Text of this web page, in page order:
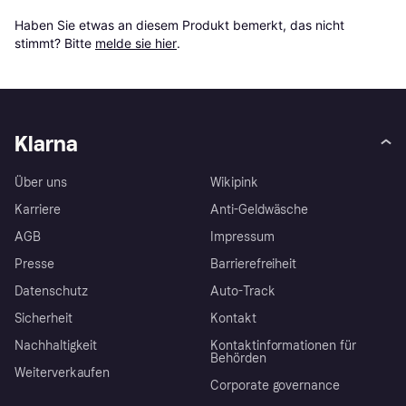
Haben Sie etwas an diesem Produkt bemerkt, das nicht
stimmt? Bitte melde sie hier.
Klarna
Über uns
Karriere
AGB
Presse
Datenschutz
Sicherheit
Nachhaltigkeit
Weiterverkaufen
Wikipink
Anti-Geldwäsche
Impressum
Barrierefreiheit
Auto-Track
Kontakt
Kontaktinformationen für
Behörden
Corporate governance